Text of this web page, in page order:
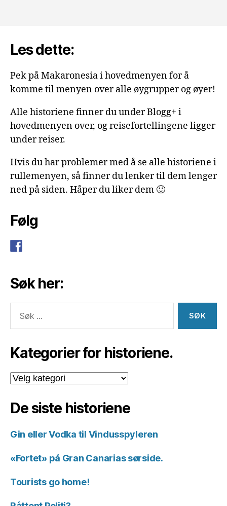
Les dette:
Pek på Makaronesia i hovedmenyen for å
komme til menyen over alle øygrupper og øyer!
Alle historiene finner du under Blogg+ i
hovedmenyen over, og reisefortellingene ligger
under reiser.
Hvis du har problemer med å se alle historiene i
rullemenyen, så finner du lenker til dem lenger
ned på siden. Håper du liker dem 🙂
Følg
Søk her:
etter:
Kategorier for historiene.
Kategorier
for
De siste historiene
Gin eller Vodka til Vindusspyleren
«Fortet» på Gran Canarias sørside.
Tourists go home!